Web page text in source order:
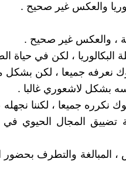
والعكس غير صحيح .
، والعكس غير صحيح .
البكالوريا ، لكن في حياة
نعرفه جميعا ، لكن بشكل
بشكل لاشعوري غالبا .
نكرره جميعا ، لكننا نجهله
تضييق المجال الحيوي
، المبالغة والتطرف بحضور